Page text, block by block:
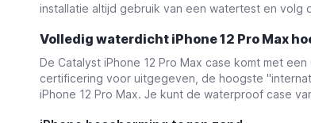
installatie altijd gebruik van een watertest en volg
Volledig waterdicht iPhone 12 Pro Max
De Catalyst iPhone 12 Pro Max case komt met
certificering voor uitgegeven, de hoogste
iPhone 12 Pro Max. Je kunt de waterproof case